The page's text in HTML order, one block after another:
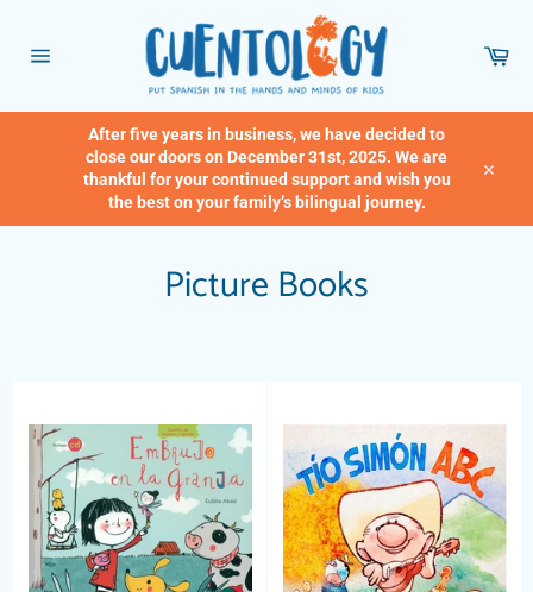
content
After five years in business, we have decided to
close our doors on December 31st, 2025. We are
thankful for your continued support and wish you
the best on your family’s bilingual journey.
Picture Books